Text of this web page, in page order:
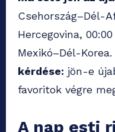
Csehország–Dél-
Hercegovina,
Mexikó–Dél-Korea.
kérdése: jön-e
favoritok végre
A nap esti